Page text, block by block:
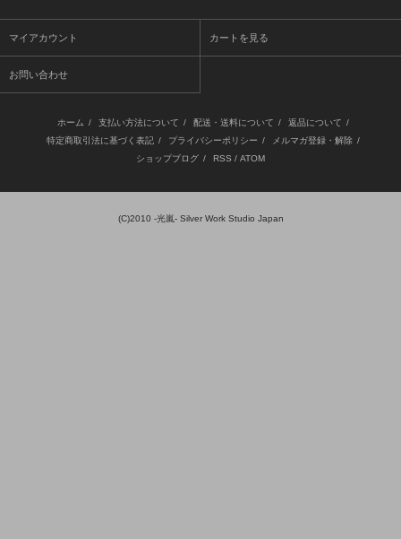
マイアカウント カートを見る
お問い合わせ
ホーム / 支払い方法について / 配送・送料について / 返品について /
特定商取引法に基づく表記 / プライバシーポリシー / メルマガ登録・解除 /
ショップブログ / RSS / ATOM
(C)2010 -光嵐- Silver Work Studio Japan